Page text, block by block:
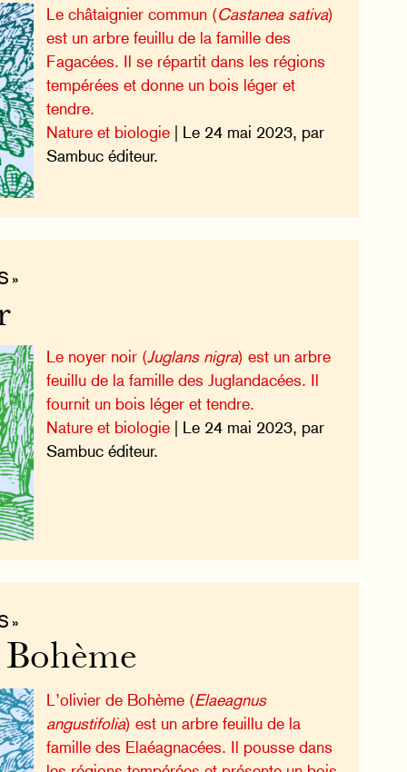
Le châtaignier commun (Castanea sativa)
est un arbre feuillu de la famille des
Fagacées. Il se répartit dans les régions
tempérées et donne un bois léger et
tendre.
Nature et biologie| Le 24 mai 2023, par
Sambuc éditeur.
»
Le noyer noir (Juglans nigra) est un arbre
feuillu de la famille des Juglandacées. Il
fournit un bois léger et tendre.
Nature et biologie| Le 24 mai 2023, par
Sambuc éditeur.
»
L’olivier de Bohème (Elaeagnus
angustifolia) est un arbre feuillu de la
famille des Elaéagnacées. Il pousse dans